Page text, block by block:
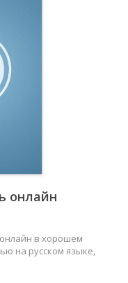
онлайн
в хорошем
на русском языке,